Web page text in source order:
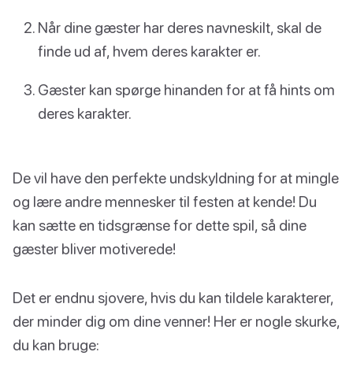
Når dine gæster har deres navneskilt, skal de
finde ud af, hvem deres karakter er.
Gæster kan spørge hinanden for at få hints om
deres karakter.
De vil have den perfekte undskyldning for at mingle
og lære andre mennesker til festen at kende! Du
kan sætte en tidsgrænse for dette spil, så dine
gæster bliver motiverede!
Det er endnu sjovere, hvis du kan tildele karakterer,
der minder dig om dine venner! Her er nogle skurke,
du kan bruge: